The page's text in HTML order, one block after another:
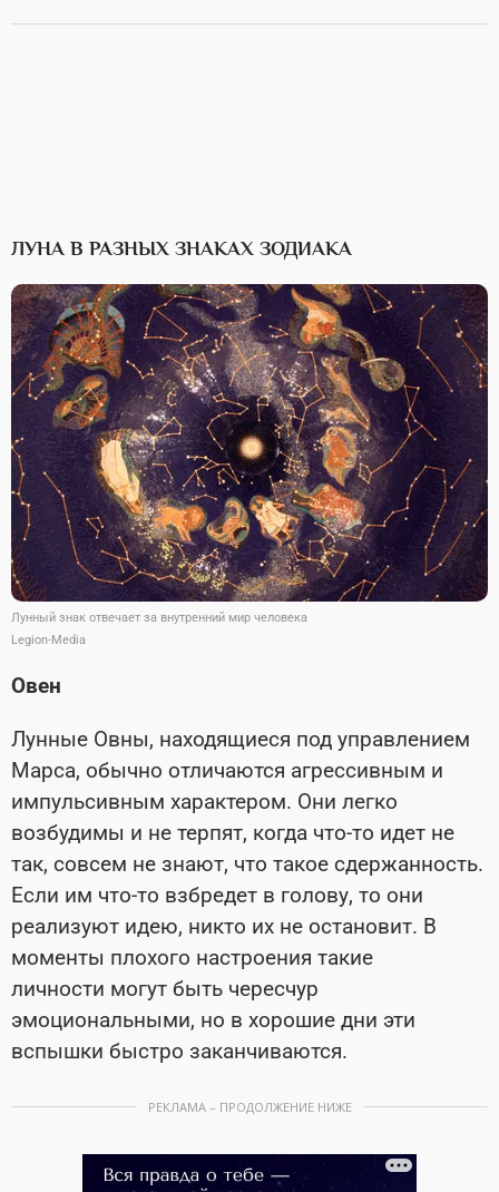
ЛУНА В РАЗНЫХ ЗНАКАХ ЗОДИАКА
Лунный знак отвечает за внутренний мир человека
Legion-Media
Овен
Лунные Овны, находящиеся под управлением
Марса, обычно отличаются агрессивным и
импульсивным характером. Они легко
возбудимы и не терпят, когда что-то идет не
так, совсем не знают, что такое сдержанность.
Если им что-то взбредет в голову, то они
реализуют идею, никто их не остановит. В
моменты плохого настроения такие
личности могут быть чересчур
эмоциональными, но в хорошие дни эти
вспышки быстро заканчиваются.
РЕКЛАМА – ПРОДОЛЖЕНИЕ НИЖЕ